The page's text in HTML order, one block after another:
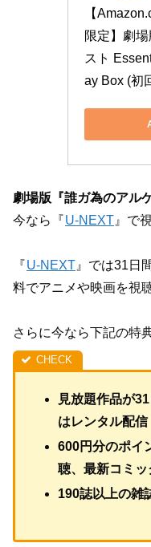
【
限定】劇
スト
ay Box (初
劇場版『誰ガ為のアル
今なら『U-NEXT 』で
『U-NEXT 』では31日
料でアニメや映画を視
さらに今なら下記の特
見放題作品が
はレンタル配信
600円分のポイ
聴、最新コミッ
190誌以上の雑